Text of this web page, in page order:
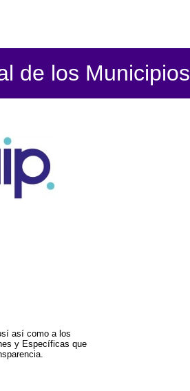
de los Municipios
así como a los
y Específicas que